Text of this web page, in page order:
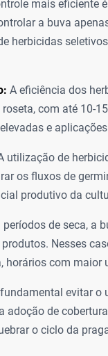
mais eficiente
a buva
herbicidas
A eficiência dos
com até 10-
e
utilização de
os fluxos de
produtivo da
períodos de seca, a
Nesses
horários com
evitar o
adoção de
o ciclo da